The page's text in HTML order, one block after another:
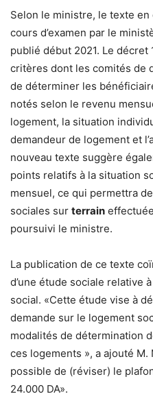
Selon le ministre, le texte
cours d’examen par le
publié début 2021. Le
critères dont les comités de
de déterminer les
notés selon le revenu
logement, la situation
demandeur de logement et
nouveau texte suggère
points relatifs à la situation
mensuel, ce qui permettra
sociales sur terrain
poursuivi le ministre.
La publication de ce texte
d’une étude sociale relative
social. «Cette étude vise à
demande sur le logement
modalités de détermination
ces logements », a ajouté M.
possible de (réviser) le
24.000 DA».